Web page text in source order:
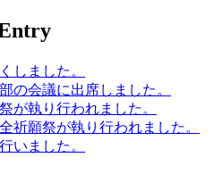
しました。
の会議に出席しました。
が執り行われました。
祈願祭が執り行われました。
いました。